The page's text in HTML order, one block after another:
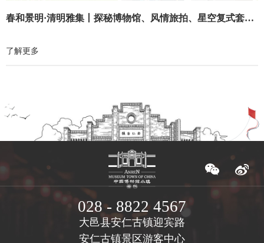
春和景明·清明雅集丨探秘博物馆、风情旅拍、星空复式套房、亲子漫游…一站式开启沉浸式诗意文化之旅
了解更多
028 - 8822 4567
大邑县安仁古镇迎宾路
安仁古镇景区游客中心